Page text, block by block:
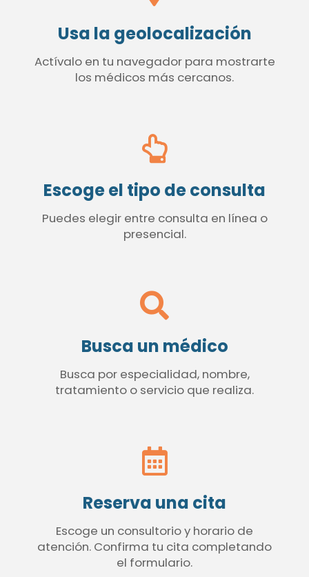
Usa la geolocalización
Actívalo en tu navegador para mostrarte
los médicos más cercanos.
Escoge el tipo de consulta
Puedes elegir entre consulta en línea o
presencial.
Busca un médico
Busca por especialidad, nombre,
tratamiento o servicio que realiza.
Reserva una cita
Escoge un consultorio y horario de
atención. Confirma tu cita completando
el formulario.